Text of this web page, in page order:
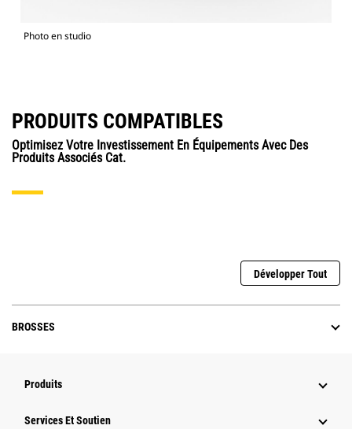
Photo en studio
PRODUITS COMPATIBLES
Optimisez Votre Investissement En Équipements Avec Des
Produits Associés Cat.
Développer Tout
BROSSES
Produits
Services Et Soutien